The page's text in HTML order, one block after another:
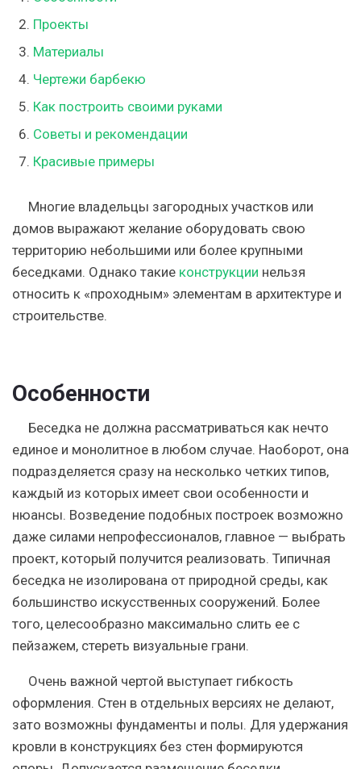
Проекты
Материалы
Чертежи барбекю
Как построить своими руками
Советы и рекомендации
Красивые примеры
Многие владельцы загородных участков или
домов выражают желание оборудовать свою
территорию небольшими или более крупными
беседками. Однако такие конструкции нельзя
относить к «проходным» элементам в архитектуре и
строительстве.
Особенности
Беседка не должна рассматриваться как нечто
единое и монолитное в любом случае. Наоборот, она
подразделяется сразу на несколько четких типов,
каждый из которых имеет свои особенности и
нюансы. Возведение подобных построек возможно
даже силами непрофессионалов, главное — выбрать
проект, который получится реализовать. Типичная
беседка не изолирована от природной среды, как
большинство искусственных сооружений. Более
того, целесообразно максимально слить ее с
пейзажем, стереть визуальные грани.
Очень важной чертой выступает гибкость
оформления. Стен в отдельных версиях не делают,
зато возможны фундаменты и полы. Для удержания
кровли в конструкциях без стен формируются